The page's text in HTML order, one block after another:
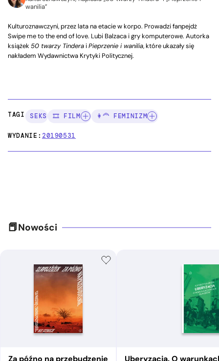
wanilia”
Kulturoznawczyni, przez lata na etacie w korpo. Prowadzi fanpejdż
Swipe me to the end of love. Lubi Balzaca i gry komputerowe. Autorka
książek 50 twarzy Tindera iPieprzenie i wanilia, które ukazały się
nakładem Wydawnictwa Krytyki Politycznej.
TAGI: SEKS 🎞️ FILM 👩‍🦰 FEMINIZM
WYDANIE:20190531
Nowości
Za późno na przebudzenie Uberyzacja. O